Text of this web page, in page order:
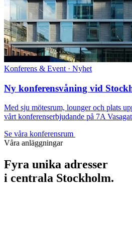
Konferens & Event · Nyhet
Ny konferensvåning vid
Med sju mötesrum, lounger och plats
vårt konferenserbjudande på 7A
Se våra konferensrum
Våra anläggningar
Fyra unika adresser
i centrala Stockholm.